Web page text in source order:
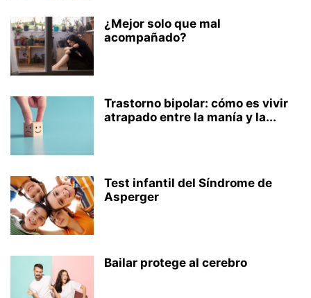
¿Mejor solo que mal
acompañado?
Trastorno bipolar: cómo es vivir
atrapado entre la manía y la...
Test infantil del Síndrome de
Asperger
Bailar protege al cerebro